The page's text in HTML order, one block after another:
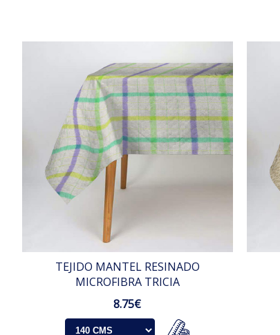
TEJIDO MANTEL RESINADO
MICROFIBRA TRICIA
8.75€